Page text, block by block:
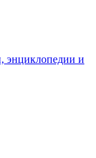
энциклопедии и